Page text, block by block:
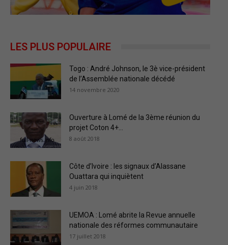
LES PLUS POPULAIRE
Togo : André Johnson, le 3è vice-président
de l’Assemblée nationale décédé
14 novembre 2020
Ouverture à Lomé de la 3ème réunion du
projet Coton 4+...
8 août 2018
Côte d’Ivoire : les signaux d’Alassane
Ouattara qui inquiètent
4 juin 2018
UEMOA : Lomé abrite la Revue annuelle
nationale des réformes communautaire
17 juillet 2018